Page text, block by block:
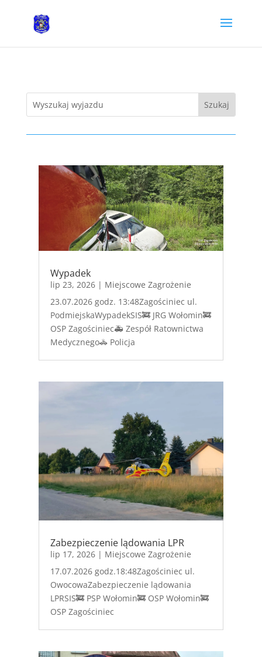
Wypadek
lip 23, 2026 | Miejscowe Zagrożenie
23.07.2026 godz. 13:48Zagościniec ul.
PodmiejskaWypadekSIS🚒 JRG Wołomin🚒
OSP Zagościniec🚑 Zespół Ratownictwa
Medycznego🚓 Policja
Zabezpieczenie lądowania LPR
lip 17, 2026 | Miejscowe Zagrożenie
17.07.2026 godz.18:48Zagościniec ul.
OwocowaZabezpieczenie lądowania
LPRSIS🚒 PSP Wołomin🚒 OSP Wołomin🚒
OSP Zagościniec